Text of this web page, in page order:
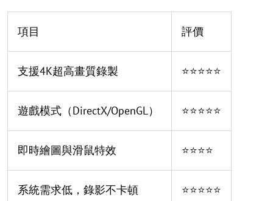
項目 評價
支援4K超高畫質錄製 ⭐⭐⭐⭐⭐
遊戲模式（DirectX/OpenGL） ⭐⭐⭐⭐⭐
即時繪圖與滑鼠特效 ⭐⭐⭐⭐
系統需求低，錄影不卡頓 ⭐⭐⭐⭐⭐